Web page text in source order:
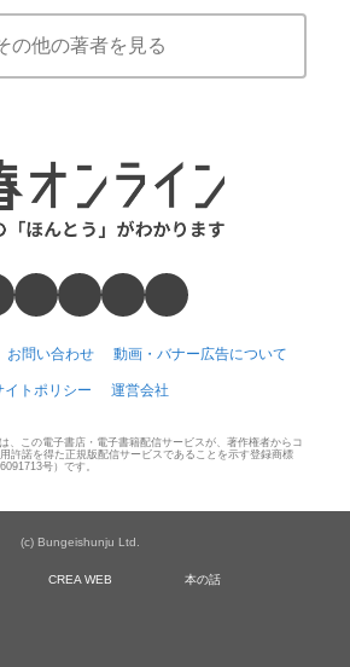
の他の著者を見る
お問い合わせ 動画・バナー広告について
イトポリシー 運営会社
、この電子書店・電子書籍配信サービスが、著作権者からコ
許諾を得た正規版配信サービスであることを示す登録商標
号）です。
(c) Bungeishunju Ltd.
CREA WEB 本の話